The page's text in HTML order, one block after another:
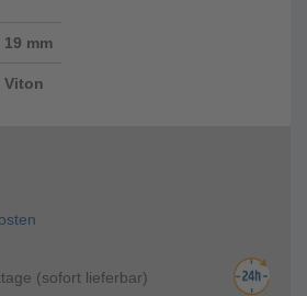
19 mm
Viton
(sofort lieferbar)